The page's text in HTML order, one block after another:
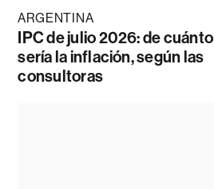
ARGENTINA
IPC de julio 2026: de cuánto
sería la inflación, según las
consultoras